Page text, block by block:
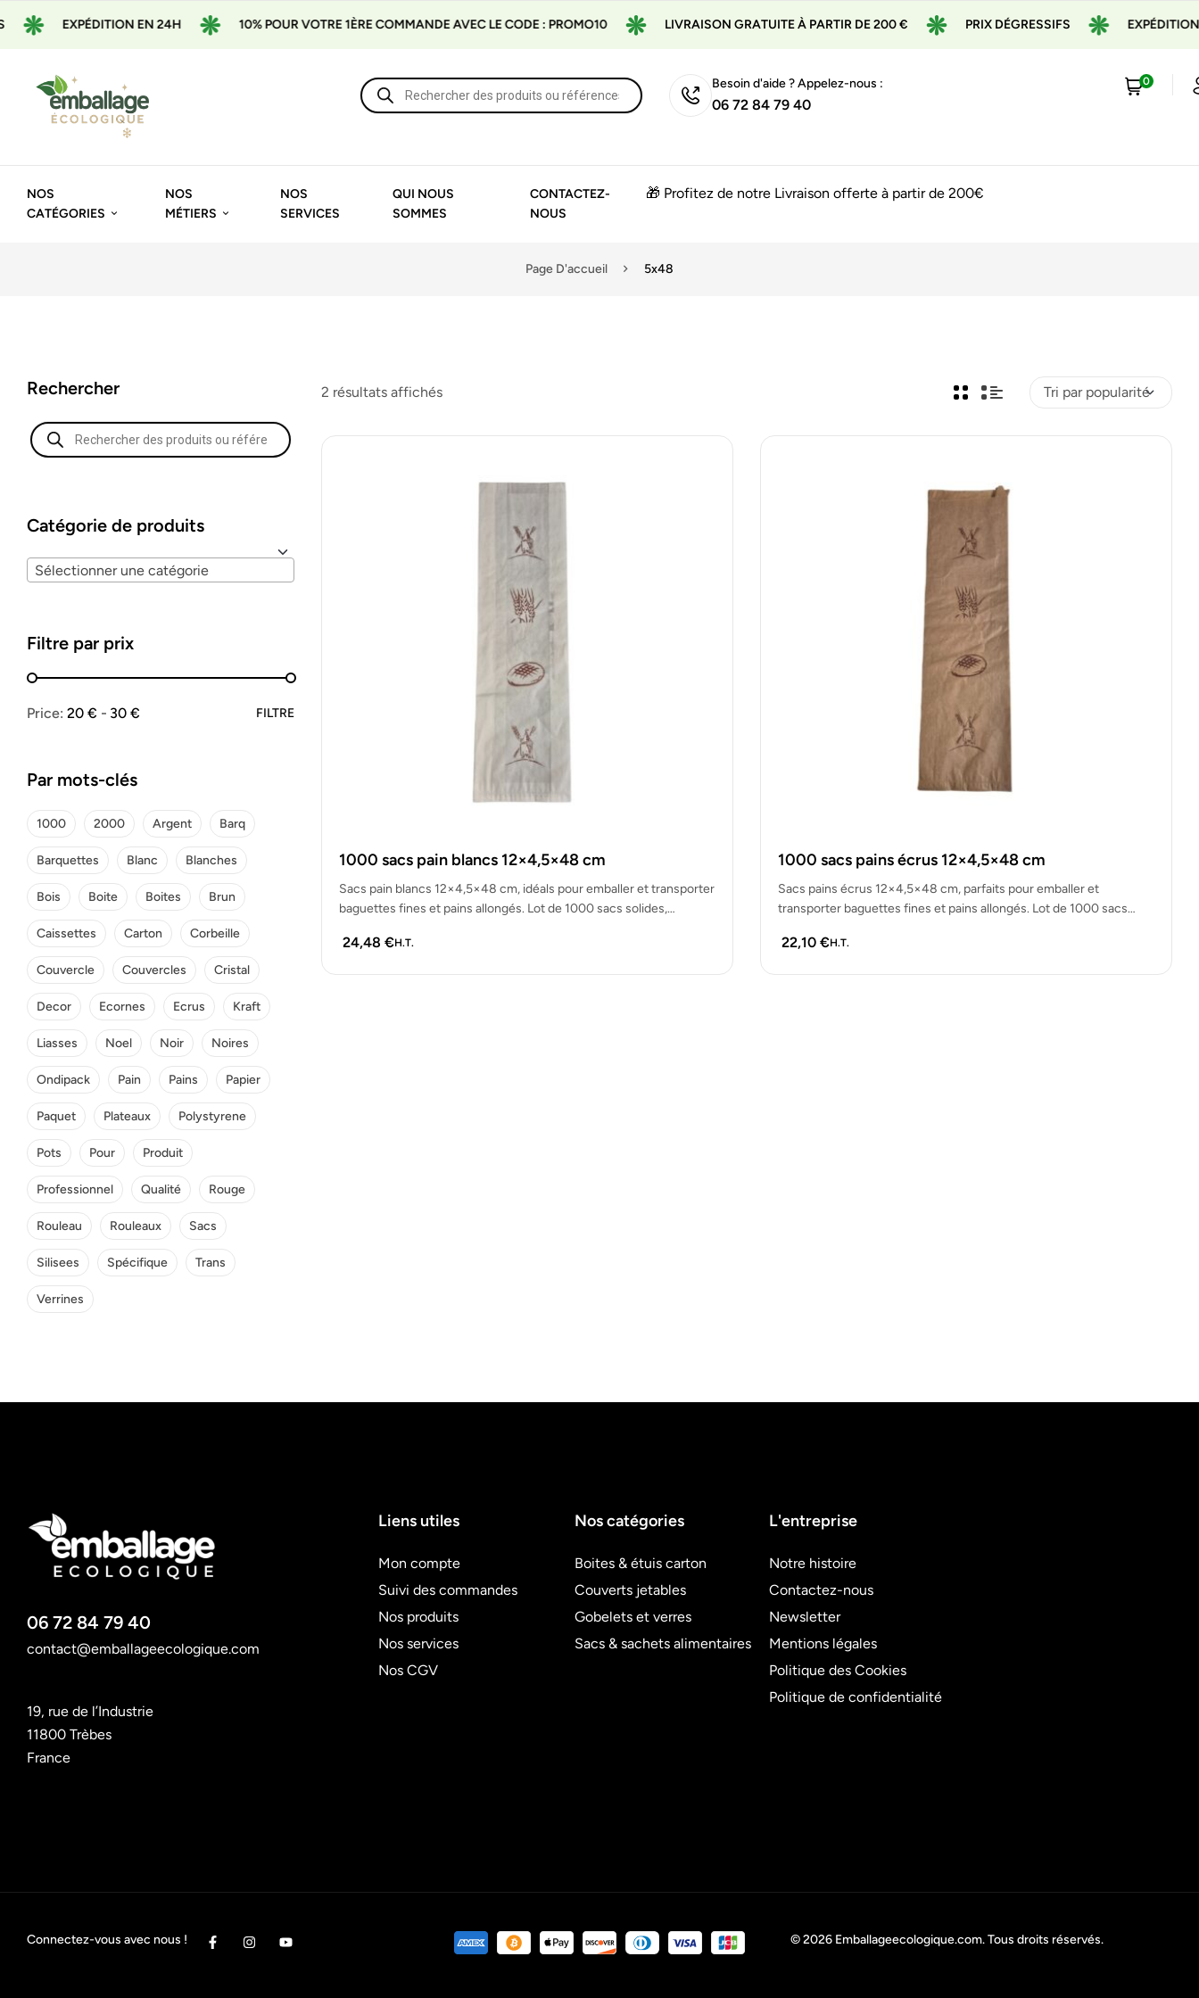
EXPÉDITION EN 24H 10% POUR VOTRE 1ÈRE COMMANDE AVEC LE CODE : PROMO10 LIVRAISON GRATUITE À PARTIR DE 200 € PRIX DÉGRESSIFS EXPÉDITION EN
Besoin d'aide ? Appelez-nous :
06 72 84 79 40
0
NOS
CATÉGORIES
NOS
MÉTIERS
NOS
SERVICES
QUI NOUS
SOMMES
CONTACTEZ-
NOUS
🎁 Profitez de notre Livraison offerte à partir de 200€
Page D'accueil 5x48
2 résultats affichés
1000 sacs pain blancs 12×4,5×48 cm
Sacs pain blancs 12×4,5×48 cm, idéals pour emballer et transporter
baguettes fines et pains allongés. Lot de 1000 sacs solides,…
24,48 €H.T.
1000 sacs pains écrus 12×4,5×48 cm
Sacs pains écrus 12×4,5×48 cm, parfaits pour emballer et
transporter baguettes fines et pains allongés. Lot de 1000 sacs
22,10 €H.T.
Rechercher
Catégorie de produits
Sélectionner une catégorie
Filtre par prix
FILTRE
Price: 20 € 30 €
Par mots-clés
1000 2000 Argent Barq
Barquettes Blanc Blanches
Bois Boite Boites Brun
Caissettes Carton Corbeille
Couvercle Couvercles Cristal
Decor Ecornes Ecrus Kraft
Liasses Noel Noir Noires
Ondipack Pain Pains Papier
Paquet Plateaux Polystyrene
Pots Pour Produit
Professionnel Qualité Rouge
Rouleau Rouleaux Sacs
Silisees Spécifique Trans
Verrines
06 72 84 79 40
contact@emballageecologique.com
19, rue de l’Industrie
11800 Trèbes
France
Liens utiles
Mon compte
Suivi des commandes
Nos produits
Nos services
Nos CGV
Nos catégories
Boites & étuis carton
Couverts jetables
Gobelets et verres
Sacs & sachets alimentaires
L'entreprise
Notre histoire
Contactez-nous
Newsletter
Mentions légales
Politique des Cookies
Politique de confidentialité
Connectez-vous avec nous ! © 2026 Emballageecologique.com. Tous droits réservés.